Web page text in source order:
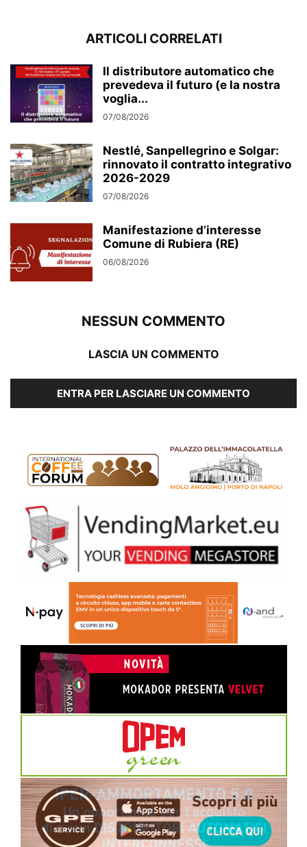
ARTICOLI CORRELATI
Il distributore automatico che
prevedeva il futuro (e la nostra
voglia...
07/08/2026
Nestlé, Sanpellegrino e Solgar:
rinnovato il contratto integrativo
2026-2029
07/08/2026
Manifestazione d’interesse
Comune di Rubiera (RE)
06/08/2026
NESSUN COMMENTO
LASCIA UN COMMENTO
ENTRA PER LASCIARE UN COMMENTO